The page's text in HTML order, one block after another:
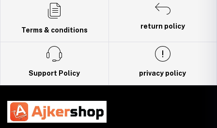
Terms & conditions
return policy
Support Policy privacy policy